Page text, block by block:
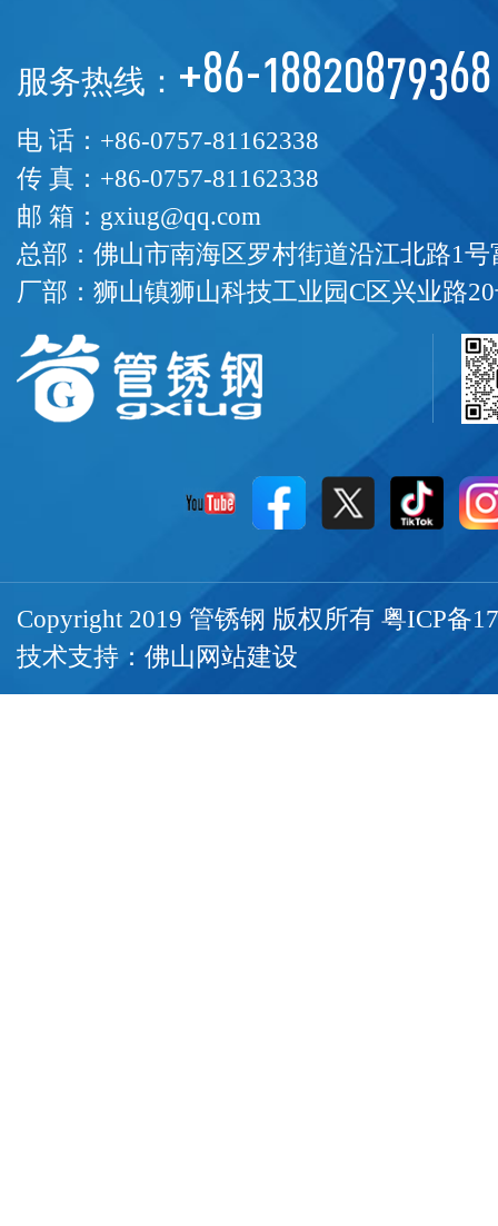
服务热线： +86-18820879368
电 话：+86-0757-81162338
传 真：+86-0757-81162338
邮 箱：gxiug@qq.com
总部：佛山市南海区罗村街道沿江北路1号
厂部：狮山镇狮山科技工业园C区兴业路
Copyright 2019 管锈钢 版权所有 粤ICP备
技术支持： 佛山网站建设